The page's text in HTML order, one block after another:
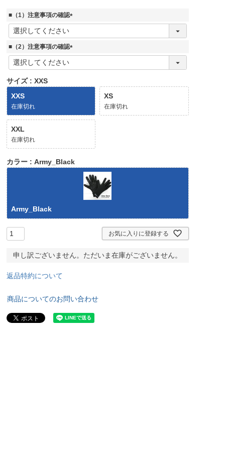
■（1）注意事項の確認
(
須
■（2）注意事項の確認
(
)
サイズ
XXS
XXS
在庫切れ
XS
在庫切れ
XXL
在庫切れ
カラー Army_Black
Army_Black
お気に入りに登録する
申し訳ございません。ただいま在庫がございません。
返品特約について
商品についてのお問い合わせ